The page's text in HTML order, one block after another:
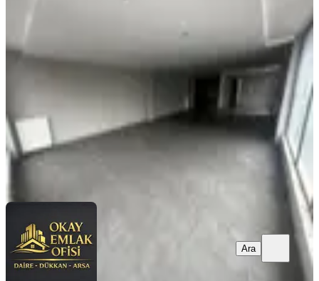
Yenimahalle, İvedikosb Mahallesi
1 Oda·231 m²·2. Kat·27.07.2026
Okay Emlak Ofisi
Ara